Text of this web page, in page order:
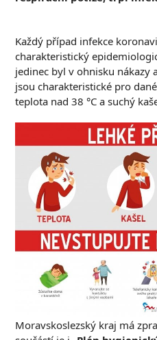
Každý případ infekce
charakteristický
jedinec byl v ohnisku nákazy
jsou charakteristické pro
teplota nad 38 °C a suchý
Moravskoslezský kraj má